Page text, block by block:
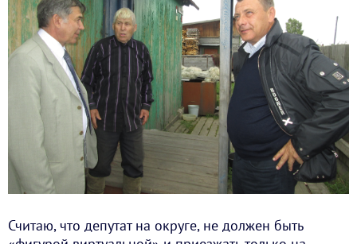
Считаю, что депутат на округе, не должен быть